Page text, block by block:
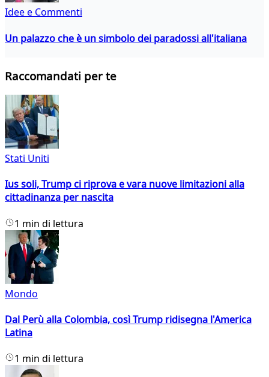
Idee e Commenti
Un palazzo che è un simbolo dei paradossi all'italiana
Raccomandati per te
Stati Uniti
Ius soli, Trump ci riprova e vara nuove limitazioni alla
cittadinanza per nascita
1 min di lettura
Mondo
Dal Perù alla Colombia, così Trump ridisegna l'America
Latina
1 min di lettura